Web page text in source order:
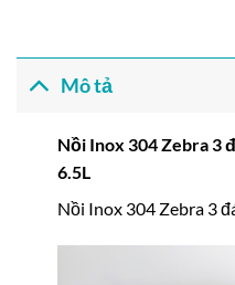
Mô tả
Nồi Inox 304 Zebra 3
6.5L
Nồi Inox 304 Zebra 3